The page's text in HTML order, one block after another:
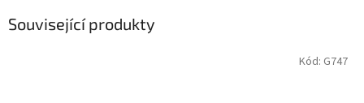
Související produkty
Kód: G747